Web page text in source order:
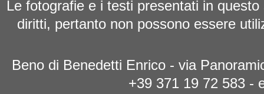
Le fotografie e i testi presentati in
diritti, pertanto non possono essere
Beno di Benedetti Enrico - via
+39 371 19 72 583 -